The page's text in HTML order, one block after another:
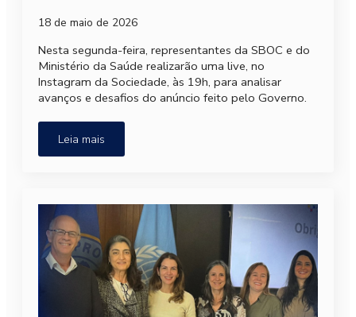
18 de maio de 2026
Nesta segunda-feira, representantes da SBOC e do
Ministério da Saúde realizarão uma live, no
Instagram da Sociedade, às 19h, para analisar
avanços e desafios do anúncio feito pelo Governo.
Leia mais